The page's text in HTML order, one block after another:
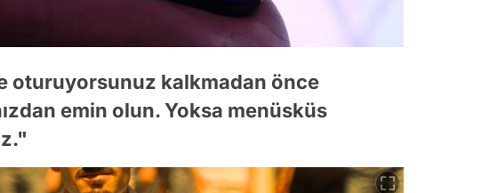
oturuyorsunuz kalkmadan önce
emin olun. Yoksa menüsküs